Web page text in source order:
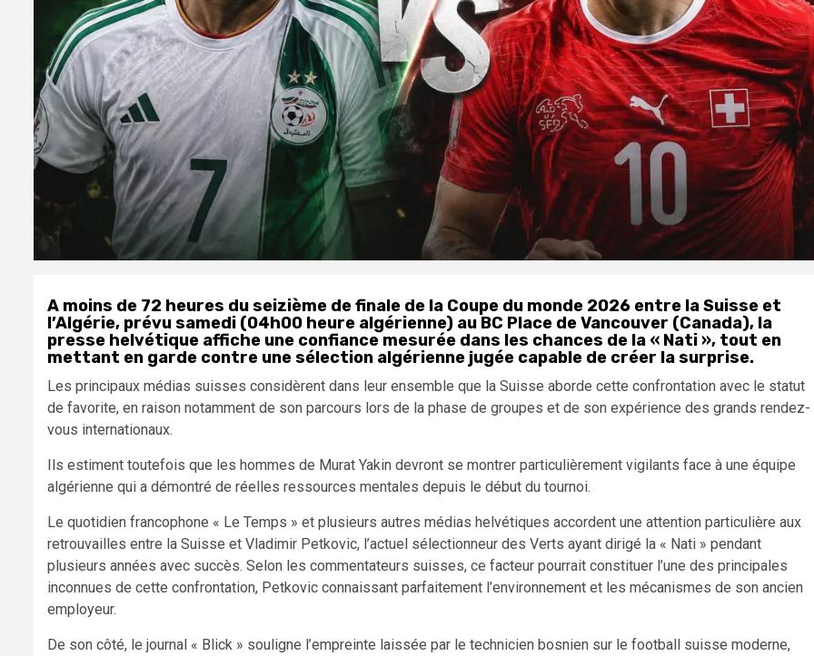
A moins de 72 heures du seizième de finale de la Coupe du monde 2026 entre la Suisse et
l’Algérie, prévu samedi (04h00 heure algérienne) au BC Place de Vancouver (Canada), la
presse helvétique affiche une confiance mesurée dans les chances de la « Nati », tout en
mettant en garde contre une sélection algérienne jugée capable de créer la surprise.
Les principaux médias suisses considèrent dans leur ensemble que la Suisse aborde cette confrontation avec le statut
de favorite, en raison notamment de son parcours lors de la phase de groupes et de son expérience des grands rendez-
vous internationaux.
Ils estiment toutefois que les hommes de Murat Yakin devront se montrer particulièrement vigilants face à une équipe
algérienne qui a démontré de réelles ressources mentales depuis le début du tournoi.
Le quotidien francophone « Le Temps » et plusieurs autres médias helvétiques accordent une attention particulière aux
retrouvailles entre la Suisse et Vladimir Petkovic, l’actuel sélectionneur des Verts ayant dirigé la « Nati » pendant
plusieurs années avec succès. Selon les commentateurs suisses, ce facteur pourrait constituer l’une des principales
inconnues de cette confrontation, Petkovic connaissant parfaitement l’environnement et les mécanismes de son ancien
employeur.
De son côté, le journal « Blick » souligne l’empreinte laissée par le technicien bosnien sur le football suisse moderne,